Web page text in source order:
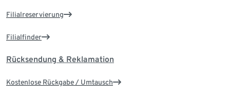
Filialreservierung
Filialfinder
Rücksendung & Reklamation
Kostenlose Rückgabe / Umtausch